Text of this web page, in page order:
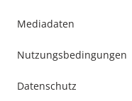
Mediadaten
Nutzungsbedingungen
Datenschutz